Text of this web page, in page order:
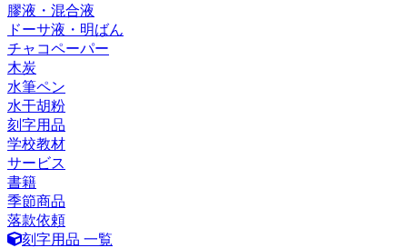
膠液・混合液
ドーサ液・明ばん
チャコペーパー
木炭
水筆ペン
水干胡粉
刻字用品
学校教材
サービス
書籍
季節商品
落款依頼
刻字用品 一覧